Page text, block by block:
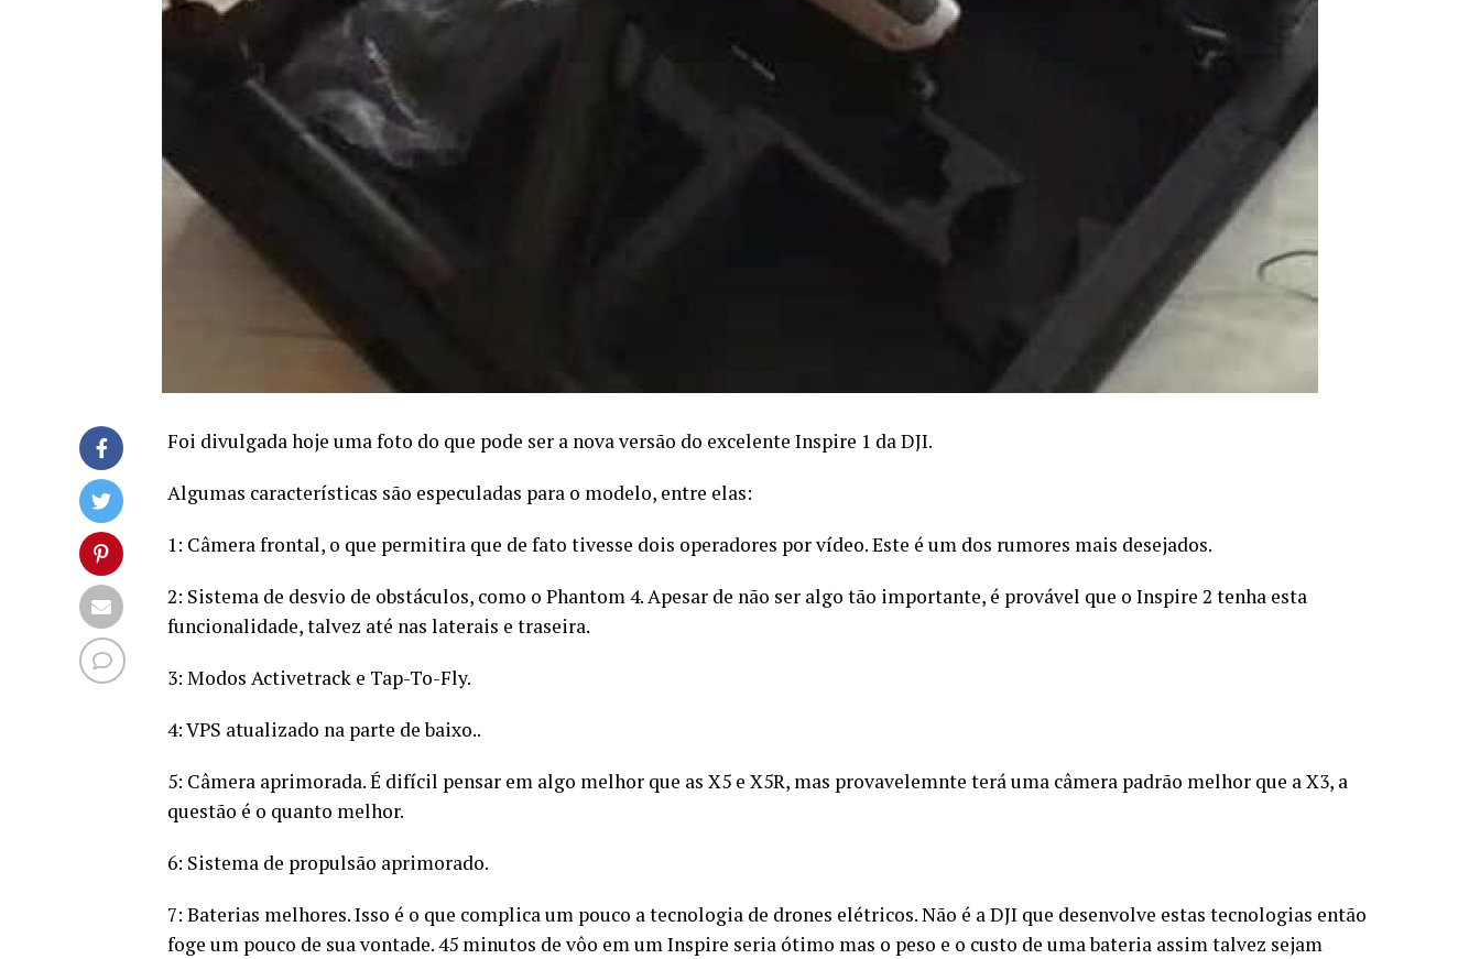
Foi divulgada hoje uma foto do que pode ser a nova versão do excelente Inspire 1 da DJI.
Algumas características são especuladas para o modelo, entre elas:
1: Câmera frontal, o que permitira que de fato tivesse dois operadores por vídeo. Este é um dos rumores mais desejados.
2: Sistema de desvio de obstáculos, como o Phantom 4. Apesar de não ser algo tão importante, é provável que o Inspire 2 tenha esta
funcionalidade, talvez até nas laterais e traseira.
3: Modos Activetrack e Tap-To-Fly.
4: VPS atualizado na parte de baixo..
5: Câmera aprimorada. É difícil pensar em algo melhor que as X5 e X5R, mas provavelemnte terá uma câmera padrão melhor que a X3, a
questão é o quanto melhor.
6: Sistema de propulsão aprimorado.
7: Baterias melhores. Isso é o que complica um pouco a tecnologia de drones elétricos. Não é a DJI que desenvolve estas tecnologias então
foge um pouco de sua vontade. 45 minutos de vôo em um Inspire seria ótimo mas o peso e o custo de uma bateria assim talvez sejam